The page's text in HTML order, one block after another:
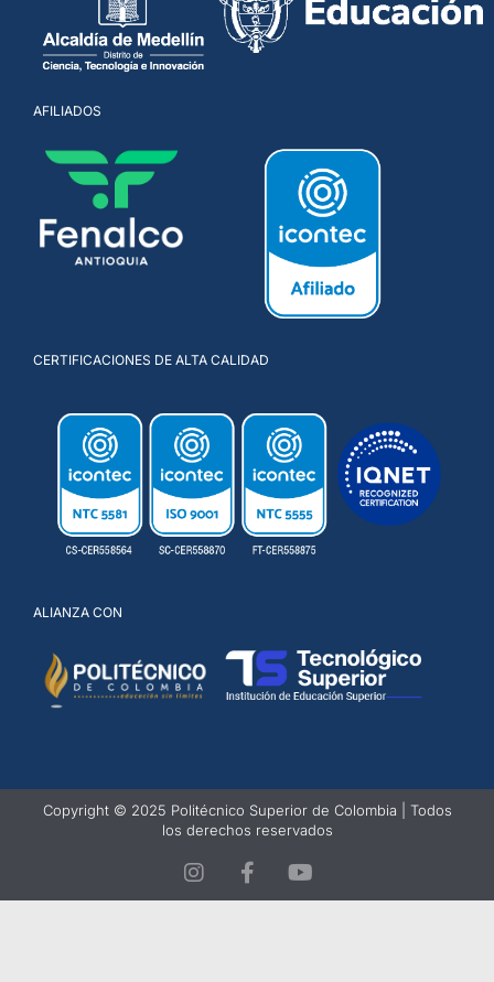
AFILIADOS
CERTIFICACIONES DE ALTA CALIDAD
ALIANZA CON
Copyright © 2025 Politécnico Superior de Colombia | Todos
los derechos reservados
I
n
F
a
Y
o